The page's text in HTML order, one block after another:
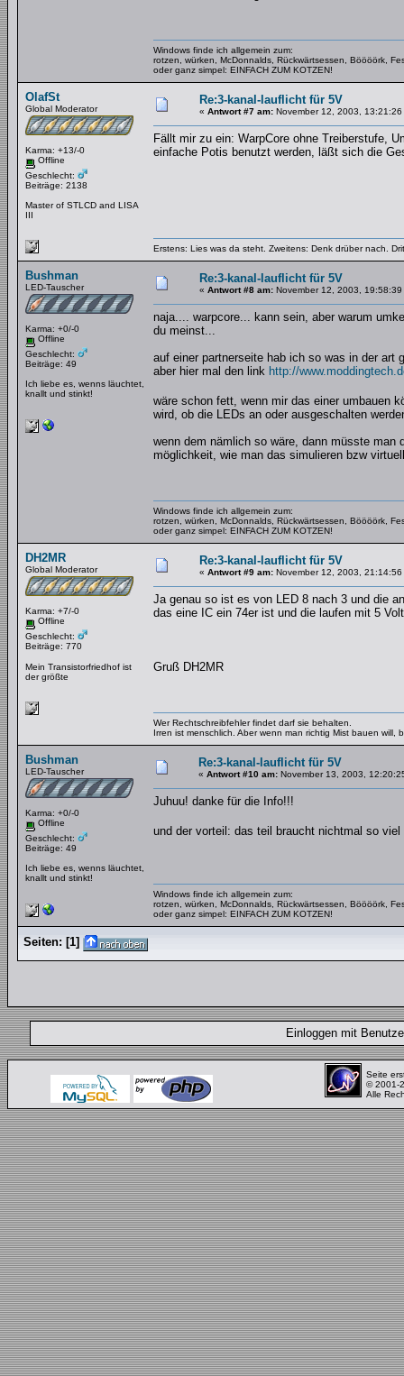
Windows finde ich allgemein zum:
rotzen, würken, McDonnalds, Rückwärtsessen, Böööörk,
oder ganz simpel: EINFACH ZUM KOTZEN!
OlafSt
Global Moderator
Karma: +13/-0
Offline
Geschlecht:
Beiträge: 2138
Master of STLCD and LISA
III
Re:3-kanal-lauflicht für 5V
« Antwort #7 am: November 12, 2003, 13:21:26
Fällt mir zu ein: WarpCore ohne Treiberstufe,
einfache Potis benutzt werden, läßt sich die
Erstens: Lies was da steht. Zweitens: Denk drüber nach.
Bushman
LED-Tauscher
Karma: +0/-0
Offline
Geschlecht:
Beiträge: 49
Ich liebe es, wenns läuchtet,
knallt und stinkt!
Re:3-kanal-lauflicht für 5V
« Antwort #8 am: November 12, 2003, 19:58:39
naja.... warpcore... kann sein, aber warum
du meinst...
auf einer partnerseite hab ich so was in der
aber hier mal den link http://
wäre schon fett, wenn mir das einer umbauen
wird, ob die LEDs an oder ausgeschalten
wenn dem nämlich so wäre, dann müsste
möglichkeit, wie man das simulieren bzw
Windows finde ich allgemein zum:
rotzen, würken, McDonnalds, Rückwärtsessen, Böööörk,
oder ganz simpel: EINFACH ZUM KOTZEN!
DH2MR
Global Moderator
Karma: +7/-0
Offline
Geschlecht:
Beiträge: 770
Mein Transistorfriedhof ist
der größte
Re:3-kanal-lauflicht für 5V
« Antwort #9 am: November 12, 2003, 21:14:56
Ja genau so ist es von LED 8 nach 3 und die
das eine IC ein 74er ist und die laufen mit 5
Gruß DH2MR
Wer Rechtschreibfehler findet darf sie behalten.
Irren ist menschlich. Aber wenn man richtig Mist bauen will,
Bushman
LED-Tauscher
Karma: +0/-0
Offline
Geschlecht:
Beiträge: 49
Ich liebe es, wenns läuchtet,
knallt und stinkt!
Re:3-kanal-lauflicht für 5V
« Antwort #10 am: November 13, 2003,
Juhuu! danke für die Info!!!
und der vorteil: das teil braucht nichtmal so
Windows finde ich allgemein zum:
rotzen, würken, McDonnalds, Rückwärtsessen, Böööörk,
oder ganz simpel: EINFACH ZUM KOTZEN!
Seiten: [1]
Einloggen mit
Seite
© 2001-
Alle